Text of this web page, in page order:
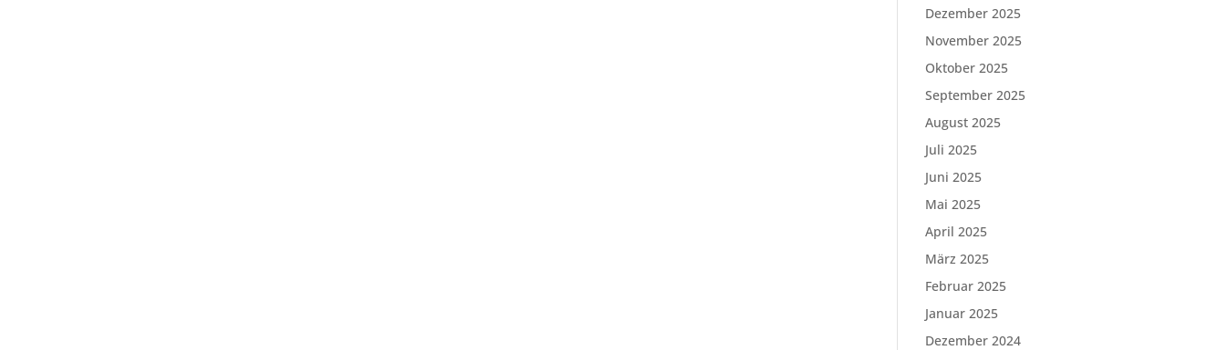
Dezember 2025
November 2025
Oktober 2025
September 2025
August 2025
Juli 2025
Juni 2025
Mai 2025
April 2025
März 2025
Februar 2025
Januar 2025
Dezember 2024